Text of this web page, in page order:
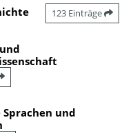
123 Einträge
Sprachen und